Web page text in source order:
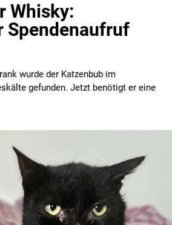
Whisky:
Spendenaufruf
wurde der Katzenbub im
gefunden. Jetzt benötigt er eine